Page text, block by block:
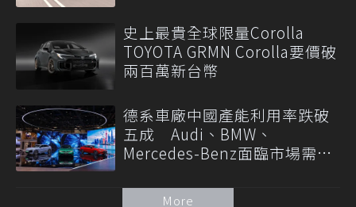
史上最貴全球限量Corolla
TOYOTA GRMN Corolla要價破
兩百萬新台幣
德系車廠中國產能利用率跌破
五成 Audi、BMW、
Mercedes-Benz面臨市場需求
More